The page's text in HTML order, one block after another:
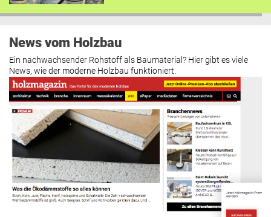
News vom Holzbau
Ein nachwachsender Rohstoff als Baumaterial? Hier gibt es viele
News, wie der moderne Holzbau funktioniert.